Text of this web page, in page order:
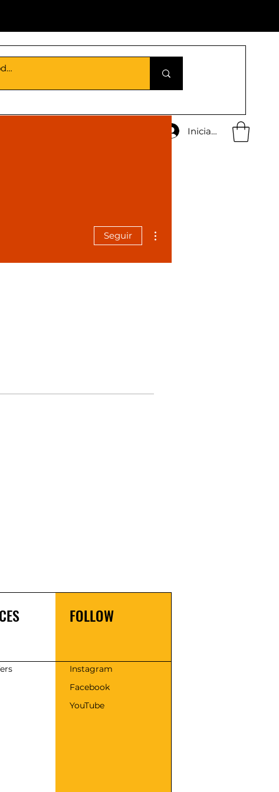
Iniciar sesión
Seguir
FOLLOW
Instagram
Facebook
YouTube